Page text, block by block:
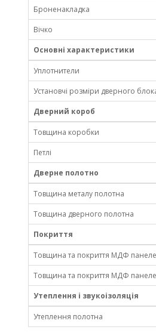
Броненакладка
Вічко
Основні характеристики
Уплотнители
Установчі розміри дверного
Дверний короб
Товщина коробки
Петлі
Дверне полотно
Товщина металу полотна
Товщина дверного полотна
Покриття
Товщина та покриття МДФ
Товщина та покриття МДФ
Утеплення і звукоізоляція
Утеплення полотна